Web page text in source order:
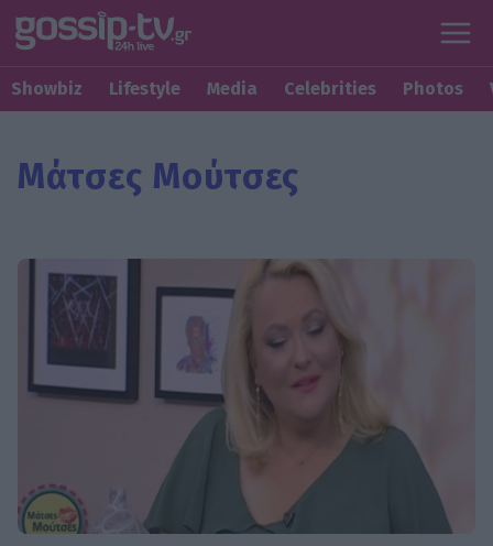
Showbiz Lifestyle Media Celebrities Photos
Μάτσες Μούτσες